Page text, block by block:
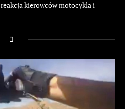
kierowców motocykla i